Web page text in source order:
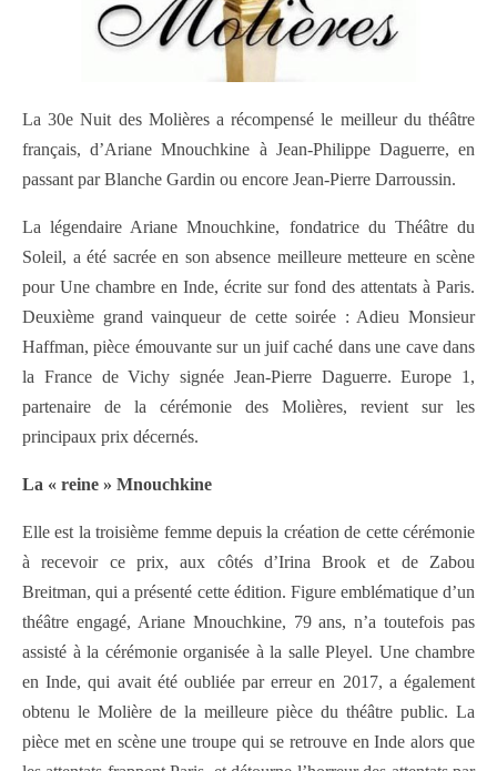
La 30e Nuit des Molières a récompensé le meilleur du théâtre
français, d’Ariane Mnouchkine à Jean-Philippe Daguerre, en
passant par Blanche Gardin ou encore Jean-Pierre Darroussin.
La légendaire Ariane Mnouchkine, fondatrice du Théâtre du
Soleil, a été sacrée en son absence meilleure metteure en scène
pour Une chambre en Inde, écrite sur fond des attentats à Paris.
Deuxième grand vainqueur de cette soirée : Adieu Monsieur
Haffman, pièce émouvante sur un juif caché dans une cave dans
la France de Vichy signée Jean-Pierre Daguerre. Europe 1,
partenaire de la cérémonie des Molières, revient sur les
principaux prix décernés.
La « reine » Mnouchkine
Elle est la troisième femme depuis la création de cette cérémonie
à recevoir ce prix, aux côtés d’Irina Brook et de Zabou
Breitman, qui a présenté cette édition. Figure emblématique d’un
théâtre engagé, Ariane Mnouchkine, 79 ans, n’a toutefois pas
assisté à la cérémonie organisée à la salle Pleyel. Une chambre
en Inde, qui avait été oubliée par erreur en 2017, a également
obtenu le Molière de la meilleure pièce du théâtre public. La
pièce met en scène une troupe qui se retrouve en Inde alors que